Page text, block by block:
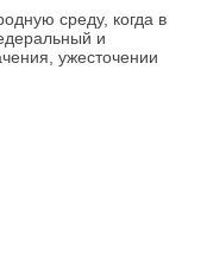
среду, когда в
и
ужесточении